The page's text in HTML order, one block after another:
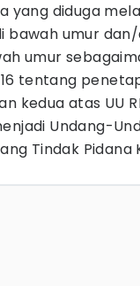
yang diduga
bawah umur
umur
tentang
kedua atas UU
Undang-
Tindak Pidana